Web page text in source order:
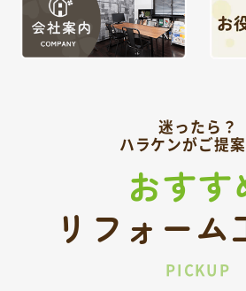
迷ったら？
ハラケンがご提
おすす
リフォーム
PICKUP